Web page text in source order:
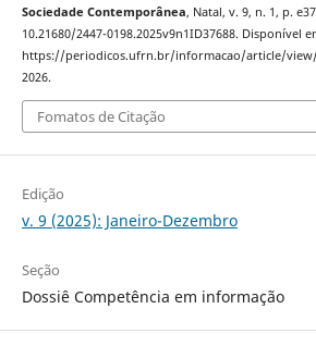
Sociedade Contemporânea, Natal, v. 9, n. 1, p.
10.21680/2447-0198.2025v9n1ID37688. Disponível
https://periodicos.ufrn.br/informacao/article/view/
2026.
Fomatos de Citação
Edição
v. 9 (2025): Janeiro-Dezembro
Seção
Dossiê Competência em informação